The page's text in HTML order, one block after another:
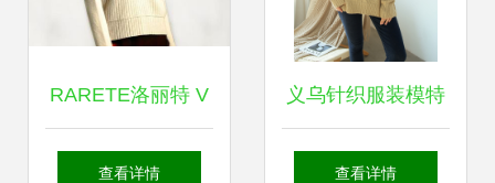
RARETE洛丽特 V
领两件套拼真丝羊
查看详情
义乌针织服装模特
拍摄 艺术与商业的
查看详情